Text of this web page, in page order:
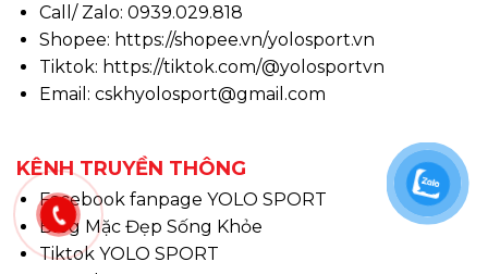
Call/ Zalo: 0939.029.818
Shopee: https://shopee.vn/yolosport.vn
Tiktok: https://tiktok.com/@yolosportvn
Email: cskhyolosport@gmail.com
KÊNH TRUYỀN THÔNG
Facebook fanpage YOLO SPORT
Blog Mặc Đẹp Sống Khỏe
Tiktok YOLO SPORT